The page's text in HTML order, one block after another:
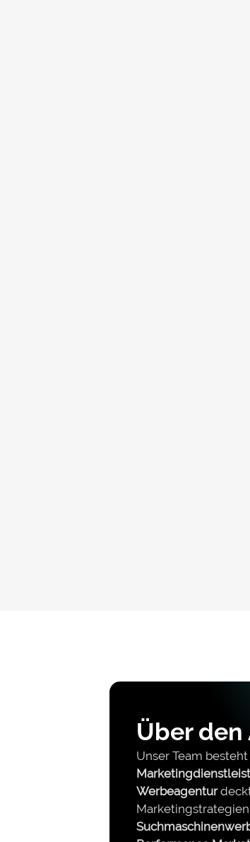
Über
Unser Team
Werbeagentur
Marketingstrategien